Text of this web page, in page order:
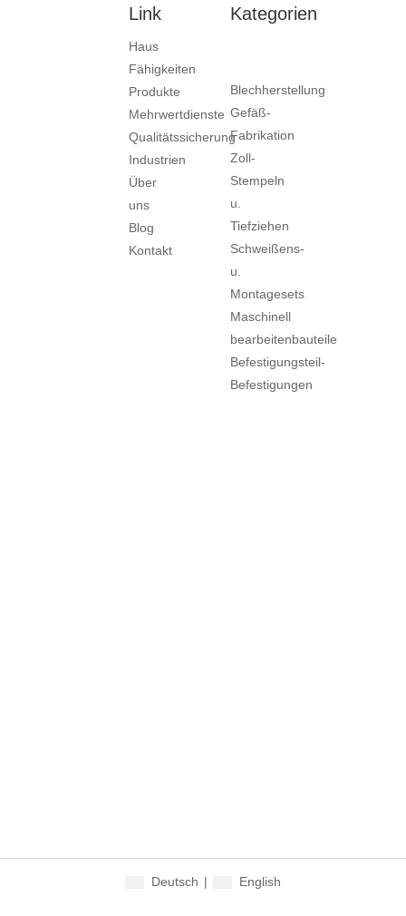
Link
Haus
Fähigkeiten
Produkte
Mehrwertdienste
Qualitätssicherung
Industrien
Über
uns
Blog
Kontakt
Kategorien
Blechherstellung
Gefäß-
Fabrikation
Zoll-
Stempeln
u.
Tiefziehen
Schweißens-
u.
Montagesets
Maschinell
bearbeitenbauteile
Befestigungsteil-
Befestigungen
Deutsch | English